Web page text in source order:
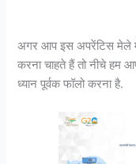
अगर आप इस अपरेंटिस मेले में
करना चाहते हैं तो नीचे हम
ध्यान पूर्वक फॉलो करना है.